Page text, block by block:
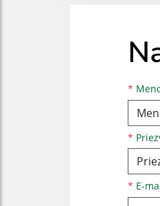
*
Meno
*
* E-
E-